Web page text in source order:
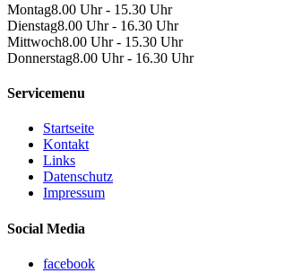
Montag8.00 Uhr - 15.30 Uhr
Dienstag8.00 Uhr - 16.30 Uhr
Mittwoch8.00 Uhr - 15.30 Uhr
Donnerstag8.00 Uhr - 16.30 Uhr
Servicemenu
Startseite
Kontakt
Links
Datenschutz
Impressum
Social Media
facebook